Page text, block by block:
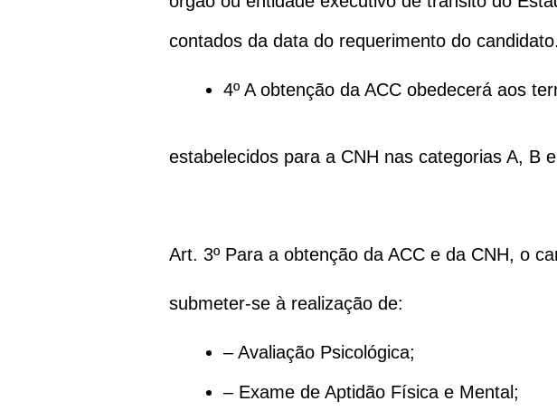
contados da data do requerimento do candidato.
4º A obtenção da ACC obedecerá aos
estabelecidos para a CNH nas categorias A, B
Art. 3º Para a obtenção da ACC e da CNH, o
submeter-se à realização de:
– Avaliação Psicológica;
– Exame de Aptidão Física e Mental;